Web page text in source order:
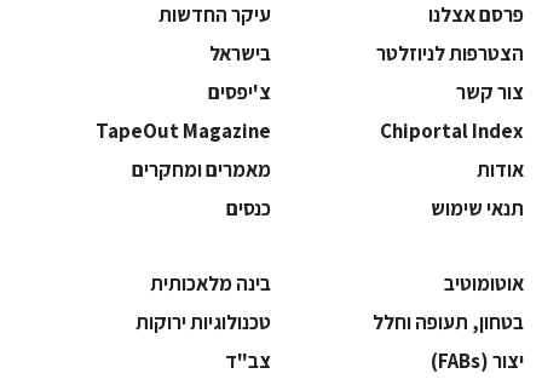
פרסם אצלנו
עיקר החדשות
הצטרפות לניוזלטר
בישראל
צור קשר
צ'יפסים
Chiportal Index
TapeOut Magazine
אודות
מאמרים ומחקרים
תנאי שימוש
כנסים
אוטומוטיב
בינה מלאכותית
בטחון, תעופה וחלל
‫טכנולוגיות ירוקות‬
‫יצור (‪(FABs‬‬
‫צב"ד‬